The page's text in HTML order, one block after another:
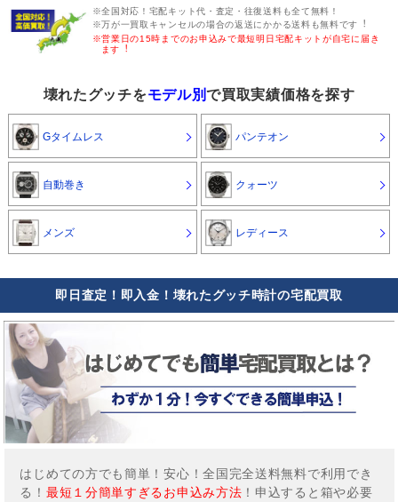
※全国対応！宅配キット代・査定・往復送料も全て無料！
※万が一買取キャンセルの場合の返送にかかる送料も無料です︕
※営業日の15時までのお申込みで最短明日宅配キットが自宅に届き
ます︕
壊れたグッチをモデル別で買取実績価格を探す
Gタイムレス パンテオン
自動巻き クォーツ
メンズ レディース
即日査定！即入金！壊れたグッチ時計の宅配買取
はじめての方でも簡単！安心！全国完全送料無料で利用でき
る！ 最短１分簡単すぎるお申込み方法 ！申込すると箱や必要